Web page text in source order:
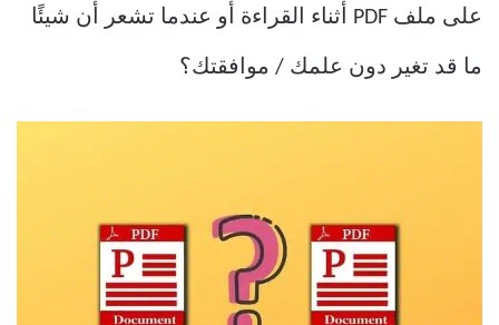
على ملف PDF أثناء القراءة أو عندما تشعر أن شيئًا
ما قد تغير دون علمك / موافقتك؟